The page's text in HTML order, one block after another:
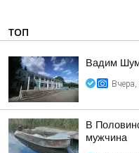
ТОП
Вадим
В
мужчина